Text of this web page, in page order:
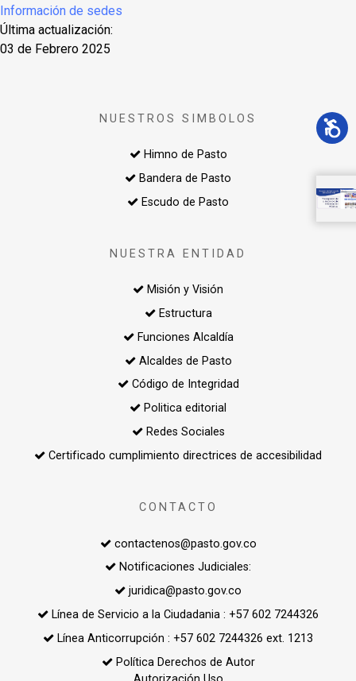
Información de sedes
Última actualización:
03 de Febrero 2025
NUESTROS SIMBOLOS
Himno de Pasto
Bandera de Pasto
Escudo de Pasto
NUESTRA ENTIDAD
Misión y Visión
Estructura
Funciones Alcaldía
Alcaldes de Pasto
Código de Integridad
Politica editorial
Redes Sociales
Certificado cumplimiento directrices de accesibilidad
CONTACTO
contactenos@pasto.gov.co
Notificaciones Judiciales:
juridica@pasto.gov.co
Línea de Servicio a la Ciudadania : +57 602 7244326
Línea Anticorrupción : +57 602 7244326 ext. 1213
Política Derechos de Autor